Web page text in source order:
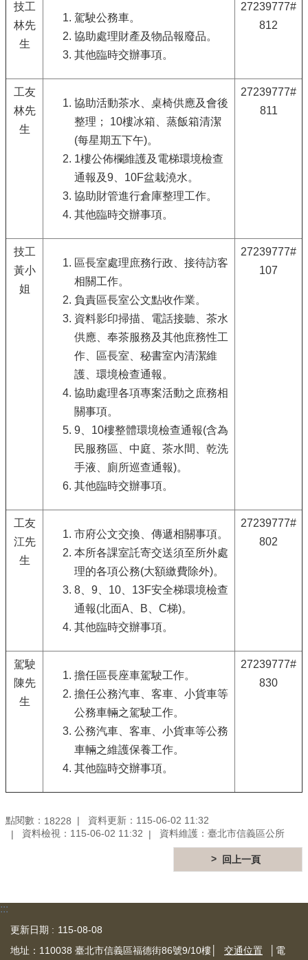
技工
林先
生
駕駛公務車。
協助處理財產及物品報廢品。
其他臨時交辦事項。
27239777#
812
工友
林先
生
協助活動茶水、桌椅供應及會後
整理； 10樓冰箱、蒸飯箱清潔
(每星期五下午)。
1樓公佈欄維護及電梯環境檢查
通報及9、10F盆栽澆水。
協助財管進行倉庫整理工作。
其他臨時交辦事項。
27239777#
811
技工
黃小
姐
區長室處理庶務行政、接待訪客
相關工作。
負責區長室公文點收作業。
資料影印掃描、電話接聽、茶水
供應、奉茶服務及其他庶務性工
作、區長室、秘書室內清潔維
護、環境檢查通報。
協助處理各項專案活動之庶務相
關事項。
9、10樓整體環境檢查通報(含為
民服務區、中庭、茶水間、乾洗
手液、廁所巡查通報)。
其他臨時交辦事項。
27239777#
107
工友
江先
生
市府公文交換、傳遞相關事項。
本所各課室託寄交送須至所外處
理的各項公務(大額繳費除外)。
8、9、10、13F安全梯環境檢查
通報(北面A、B、C梯)。
其他臨時交辦事項。
27239777#
802
駕駛
陳先
生
擔任區長座車駕駛工作。
擔任公務汽車、客車、小貨車等
公務車輛之駕駛工作。
公務汽車、客車、小貨車等公務
車輛之維護保養工作。
其他臨時交辦事項。
27239777#
830
點閱數： 18228
資料更新：115-06-02 11:32
資料檢視：115-06-02 11:32
資料維護：臺北市信義區公所
回上一頁
:::
更新日期
115-08-08
地址：110038 臺北市信義區福德街86號9/10樓│
交通位置 │電